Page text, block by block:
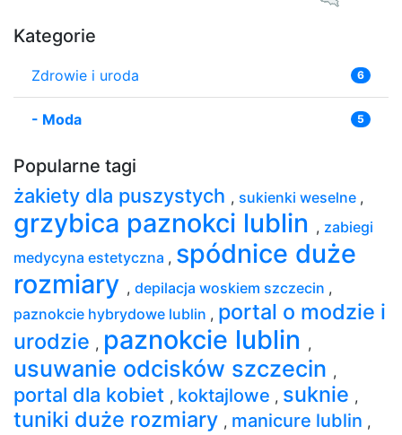
Kategorie
Zdrowie i uroda 6
- Moda 5
Popularne tagi
żakiety dla puszystych , sukienki weselne ,
grzybica paznokci lublin , zabiegi
medycyna estetyczna , spódnice duże
rozmiary , depilacja woskiem szczecin ,
paznokcie hybrydowe lublin , portal o modzie i
urodzie , paznokcie lublin ,
usuwanie odcisków szczecin ,
portal dla kobiet , koktajlowe , suknie ,
tuniki duże rozmiary , manicure lublin ,